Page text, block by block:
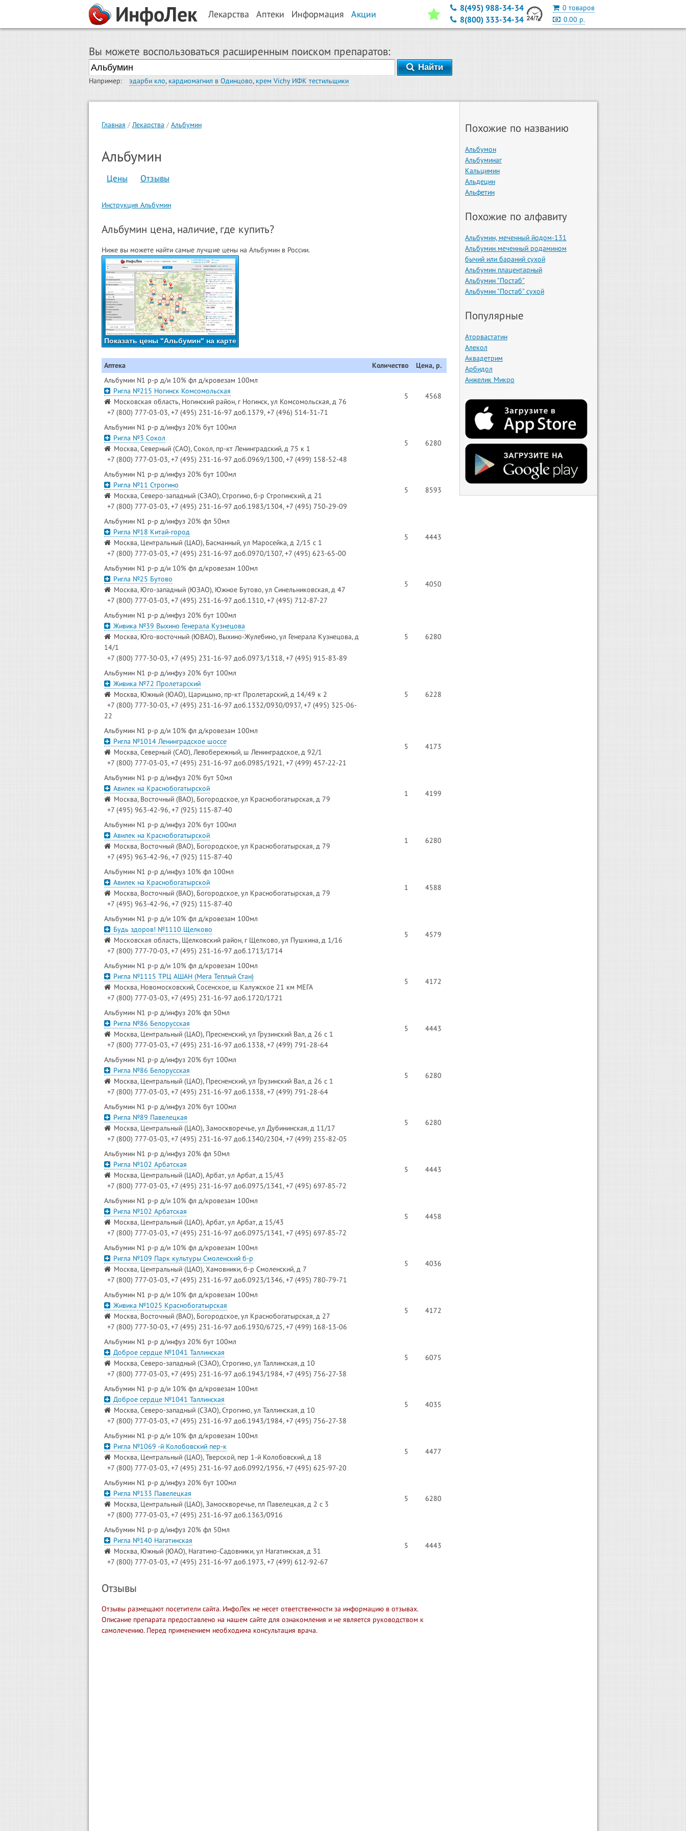
ИнфоЛек Лекарства Аптеки Информация Акции
0 товаров
0.00 р.
8(495) 988-34-34
8(800) 333-34-34
Вы можете воспользоваться расширенным поиском препаратов:
Найти
Например: эдарби кло, кардиомагнил в Одинцово, крем Vichy ИФК тестильщики
Главная Лекарства Альбумин
Альбумин
Цены Отзывы
Инструкция Альбумин
Альбумин цена, наличие, где купить?
Ниже вы можете найти самые лучшие цены на Альбумин в России.
Показать цены "Альбумин" на карте
Аптека Количество
Цена, р.
Альбумин N1 р-р д/и 10% фл д/кровезам 100мл
Ригла №215 Ногинск Комсомольская
Московская область, Ногинский район, г Ногинск, ул Комсомольская, д 76
+7 (800) 777-03-03, +7 (495) 231-16-97 доб.1379, +7 (496) 514-31-71
5 4568
Альбумин N1 р-р д/инфуз 20% бут 100мл
Ригла №3 Сокол
Москва, Северный (САО), Сокол, пр-кт Ленинградский, д 75 к 1
+7 (800) 777-03-03, +7 (495) 231-16-97 доб.0969/1300, +7 (499) 158-52-48
5 6280
Альбумин N1 р-р д/инфуз 20% бут 100мл
Ригла №11 Строгино
Москва, Северо-западный (СЗАО), Строгино, б-р Строгинский, д 21
+7 (800) 777-03-03, +7 (495) 231-16-97 доб.1983/1304, +7 (495) 750-29-09
5 8593
Альбумин N1 р-р д/инфуз 20% фл 50мл
Ригла №18 Китай-город
Москва, Центральный (ЦАО), Басманный, ул Маросейка, д 2/15 с 1
+7 (800) 777-03-03, +7 (495) 231-16-97 доб.0970/1307, +7 (495) 623-65-00
5 4443
Альбумин N1 р-р д/и 10% фл д/кровезам 100мл
Ригла №25 Бутово
Москва, Юго-западный (ЮЗАО), Южное Бутово, ул Синельниковская, д 47
+7 (800) 777-03-03, +7 (495) 231-16-97 доб.1310, +7 (495) 712-87-27
5 4050
Альбумин N1 р-р д/инфуз 20% бут 100мл
Живика №39 Выхино Генерала Кузнецова
Москва, Юго-восточный (ЮВАО), Выхино-Жулебино, ул Генерала Кузнецова, д
14/1
+7 (800) 777-30-03, +7 (495) 231-16-97 доб.0973/1318, +7 (495) 915-83-89
5 6280
Альбумин N1 р-р д/инфуз 20% бут 100мл
Живика №72 Пролетарский
Москва, Южный (ЮАО), Царицыно, пр-кт Пролетарский, д 14/49 к 2
+7 (800) 777-30-03, +7 (495) 231-16-97 доб.1332/0930/0937, +7 (495) 325-06-
22
5 6228
Альбумин N1 р-р д/и 10% фл д/кровезам 100мл
Ригла №1014 Ленинградское шоссе
Москва, Северный (САО), Левобережный, ш Ленинградское, д 92/1
+7 (800) 777-03-03, +7 (495) 231-16-97 доб.0985/1921, +7 (499) 457-22-21
5 4173
Альбумин N1 р-р д/инфуз 20% бут 50мл
Авилек на Краснобогатырской
Москва, Восточный (ВАО), Богородское, ул Краснобогатырская, д 79
+7 (495) 963-42-96, +7 (925) 115-87-40
1 4199
Альбумин N1 р-р д/инфуз 20% бут 100мл
Авилек на Краснобогатырской
Москва, Восточный (ВАО), Богородское, ул Краснобогатырская, д 79
+7 (495) 963-42-96, +7 (925) 115-87-40
1 6280
Альбумин N1 р-р д/инфуз 10% фл 100мл
Авилек на Краснобогатырской
Москва, Восточный (ВАО), Богородское, ул Краснобогатырская, д 79
+7 (495) 963-42-96, +7 (925) 115-87-40
1 4588
Альбумин N1 р-р д/и 10% фл д/кровезам 100мл
Будь здоров! №1110 Щелково
Московская область, Щелковский район, г Щелково, ул Пушкина, д 1/16
+7 (800) 777-70-03, +7 (495) 231-16-97 доб.1713/1714
5 4579
Альбумин N1 р-р д/и 10% фл д/кровезам 100мл
Ригла №1115 ТРЦ АШАН (Мега Теплый Стан)
Москва, Новомосковский, Сосенское, ш Калужское 21 км МЕГА
+7 (800) 777-03-03, +7 (495) 231-16-97 доб.1720/1721
5 4172
Альбумин N1 р-р д/инфуз 20% фл 50мл
Ригла №86 Белорусская
Москва, Центральный (ЦАО), Пресненский, ул Грузинский Вал, д 26 с 1
+7 (800) 777-03-03, +7 (495) 231-16-97 доб.1338, +7 (499) 791-28-64
5 4443
Альбумин N1 р-р д/инфуз 20% бут 100мл
Ригла №86 Белорусская
Москва, Центральный (ЦАО), Пресненский, ул Грузинский Вал, д 26 с 1
+7 (800) 777-03-03, +7 (495) 231-16-97 доб.1338, +7 (499) 791-28-64
5 6280
Альбумин N1 р-р д/инфуз 20% бут 100мл
Ригла №89 Павелецкая
Москва, Центральный (ЦАО), Замоскворечье, ул Дубининская, д 11/17
+7 (800) 777-03-03, +7 (495) 231-16-97 доб.1340/2304, +7 (499) 235-82-05
5 6280
Альбумин N1 р-р д/инфуз 20% фл 50мл
Ригла №102 Арбатская
Москва, Центральный (ЦАО), Арбат, ул Арбат, д 15/43
+7 (800) 777-03-03, +7 (495) 231-16-97 доб.0975/1341, +7 (495) 697-85-72
5 4443
Альбумин N1 р-р д/и 10% фл д/кровезам 100мл
Ригла №102 Арбатская
Москва, Центральный (ЦАО), Арбат, ул Арбат, д 15/43
+7 (800) 777-03-03, +7 (495) 231-16-97 доб.0975/1341, +7 (495) 697-85-72
5 4458
Альбумин N1 р-р д/и 10% фл д/кровезам 100мл
Ригла №109 Парк культуры Смоленский б-р
Москва, Центральный (ЦАО), Хамовники, б-р Смоленский, д 7
+7 (800) 777-03-03, +7 (495) 231-16-97 доб.0923/1346, +7 (495) 780-79-71
5 4036
Альбумин N1 р-р д/и 10% фл д/кровезам 100мл
Живика №1025 Краснобогатырская
Москва, Восточный (ВАО), Богородское, ул Краснобогатырская, д 27
+7 (800) 777-30-03, +7 (495) 231-16-97 доб.1930/6725, +7 (499) 168-13-06
5 4172
Альбумин N1 р-р д/инфуз 20% бут 100мл
Доброе сердце №1041 Таллинская
Москва, Северо-западный (СЗАО), Строгино, ул Таллинская, д 10
+7 (800) 777-03-03, +7 (495) 231-16-97 доб.1943/1984, +7 (495) 756-27-38
5 6075
Альбумин N1 р-р д/и 10% фл д/кровезам 100мл
Доброе сердце №1041 Таллинская
Москва, Северо-западный (СЗАО), Строгино, ул Таллинская, д 10
+7 (800) 777-03-03, +7 (495) 231-16-97 доб.1943/1984, +7 (495) 756-27-38
5 4035
Альбумин N1 р-р д/и 10% фл д/кровезам 100мл
Ригла №1069 -й Колобовский пер-к
Москва, Центральный (ЦАО), Тверской, пер 1-й Колобовский, д 18
+7 (800) 777-03-03, +7 (495) 231-16-97 доб.0992/1956, +7 (495) 625-97-20
5 4477
Альбумин N1 р-р д/инфуз 20% бут 100мл
Ригла №133 Павелецкая
Москва, Центральный (ЦАО), Замоскворечье, пл Павелецкая, д 2 с 3
+7 (800) 777-03-03, +7 (495) 231-16-97 доб.1363/0916
5 6280
Альбумин N1 р-р д/инфуз 20% фл 50мл
Ригла №140 Нагатинская
Москва, Южный (ЮАО), Нагатино-Садовники, ул Нагатинская, д 31
+7 (800) 777-03-03, +7 (495) 231-16-97 доб.1973, +7 (499) 612-92-67
5 4443
Отзывы
Отзывы размещают посетители сайта. ИнфоЛек не несет ответственности за информацию в отзывах.
Описание препарата предоставлено на нашем сайте для ознакомления и не является руководством к
самолечению. Перед применением необходима консультация врача.
Похожие по названию
Альбумон
Альбуминаг
Кальцимин
Альдецин
Альфетин
Похожие по алфавиту
Альбумин, меченный йодом-131
Альбумин меченный родамином
бычий или бараний сухой
Альбумин плацентарный
Альбумин "Постаб"
Альбумин "Постаб" сухой
Популярные
Аторвастатин
Алекол
Аквадетрим
Арбидол
Анжелик Микро